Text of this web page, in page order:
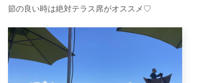
節の良い時は絶対テラス席がオススメ♡